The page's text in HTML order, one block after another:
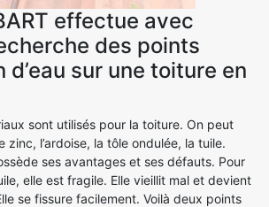
effectue avec
des points
d’eau sur une toiture en
sont utilisés pour la toiture. On peut
zinc, l’ardoise, la tôle ondulée, la tuile.
ses avantages et ses défauts. Pour
elle est fragile. Elle vieillit mal et devient
se fissure facilement. Voilà deux points